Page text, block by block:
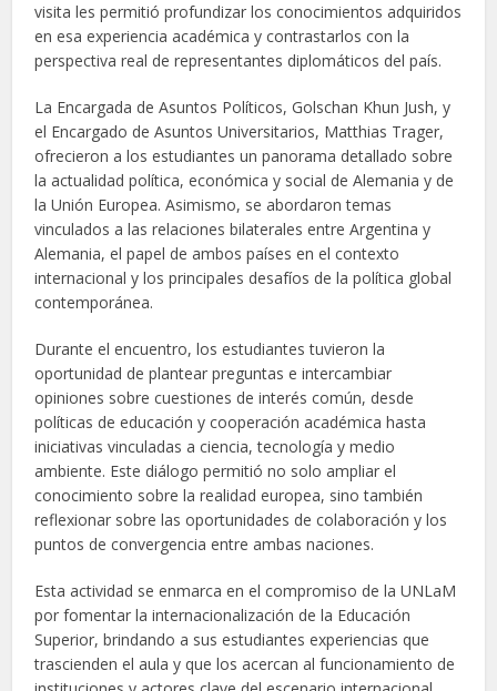
visita les permitió profundizar los conocimientos adquiridos
en esa experiencia académica y contrastarlos con la
perspectiva real de representantes diplomáticos del país.
La Encargada de Asuntos Políticos, Golschan Khun Jush, y
el Encargado de Asuntos Universitarios, Matthias Trager,
ofrecieron a los estudiantes un panorama detallado sobre
la actualidad política, económica y social de Alemania y de
la Unión Europea. Asimismo, se abordaron temas
vinculados a las relaciones bilaterales entre Argentina y
Alemania, el papel de ambos países en el contexto
internacional y los principales desafíos de la política global
contemporánea.
Durante el encuentro, los estudiantes tuvieron la
oportunidad de plantear preguntas e intercambiar
opiniones sobre cuestiones de interés común, desde
políticas de educación y cooperación académica hasta
iniciativas vinculadas a ciencia, tecnología y medio
ambiente. Este diálogo permitió no solo ampliar el
conocimiento sobre la realidad europea, sino también
reflexionar sobre las oportunidades de colaboración y los
puntos de convergencia entre ambas naciones.
Esta actividad se enmarca en el compromiso de la UNLaM
por fomentar la internacionalización de la Educación
Superior, brindando a sus estudiantes experiencias que
trascienden el aula y que los acercan al funcionamiento de